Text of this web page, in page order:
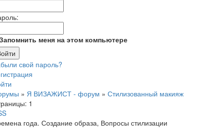
меня на этом компьютере
свой пароль?
» Я ВИЗАЖИСТ - форум » Стилизованный макияж
1
года. Создание образа, Вопросы стилизации